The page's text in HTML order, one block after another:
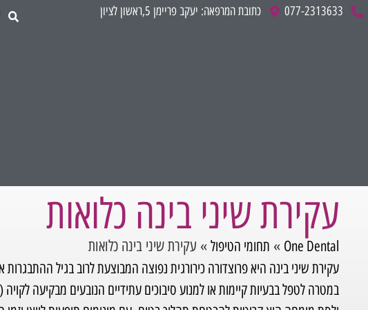
לתוכן 077-2313633 כתובת המרפאה: יעקב פריימן 5,ראשון לציון
עקירת שיני בינה כלואות
One Dental
» תחומי הטיפול » עקירת שיני בינה כלואות
במטרה לטפל בבעיות קיימות או למנוע סיבוכים עתידיים הנובעים מבקיעה